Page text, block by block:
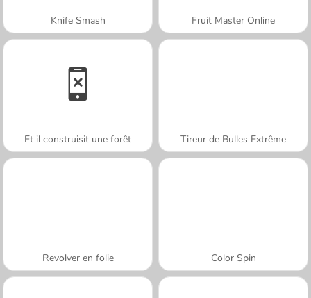
Knife Smash Fruit Master Online
Et il construisit une forêt Tireur de Bulles Extrême
Revolver en folie Color Spin